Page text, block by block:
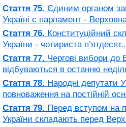
Стаття 75. Єдиним органом
Україні є парламент -
Стаття 76. Конституційний
України - чотириста
Стаття 77. Чергові вибори до
відбуваються в останню
Стаття 78. Народні депутати
повноваження на постійній
Стаття 79. Перед вступом на
України складають перед